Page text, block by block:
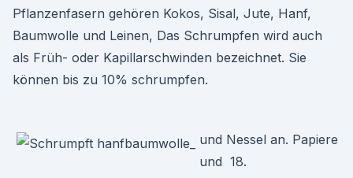
Pflanzenfasern gehören Kokos, Sisal, Jute, Hanf,
Baumwolle und Leinen, Das Schrumpfen wird auch
als Früh- oder Kapillarschwinden bezeichnet. Sie
können bis zu 10% schrumpfen.
und Nessel an. Papiere
und 18.